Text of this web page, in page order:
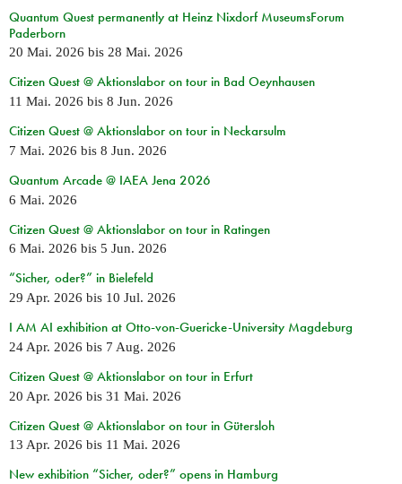
Quantum Quest permanently at Heinz Nixdorf MuseumsForum
Paderborn
20 Mai. 2026 bis 28 Mai. 2026
Citizen Quest @ Aktionslabor on tour in Bad Oeynhausen
11 Mai. 2026 bis 8 Jun. 2026
Citizen Quest @ Aktionslabor on tour in Neckarsulm
7 Mai. 2026 bis 8 Jun. 2026
Quantum Arcade @ IAEA Jena 2026
6 Mai. 2026
Citizen Quest @ Aktionslabor on tour in Ratingen
6 Mai. 2026 bis 5 Jun. 2026
“Sicher, oder?” in Bielefeld
29 Apr. 2026 bis 10 Jul. 2026
I AM AI exhibition at Otto-von-Guericke-University Magdeburg
24 Apr. 2026 bis 7 Aug. 2026
Citizen Quest @ Aktionslabor on tour in Erfurt
20 Apr. 2026 bis 31 Mai. 2026
Citizen Quest @ Aktionslabor on tour in Gütersloh
13 Apr. 2026 bis 11 Mai. 2026
New exhibition “Sicher, oder?” opens in Hamburg